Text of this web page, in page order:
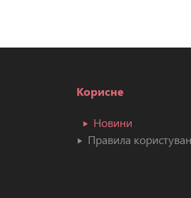
Корисне
Новини
Правила